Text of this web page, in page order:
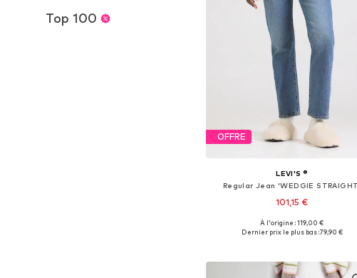
Top 100
OFFRE
LEVI'S ®
Regular Jean 'WEDGIE
101,15 €
Disponible en plusieurs tailles
À l'origine : 119,00 €
Dernier prix le plus bas :79,90 €